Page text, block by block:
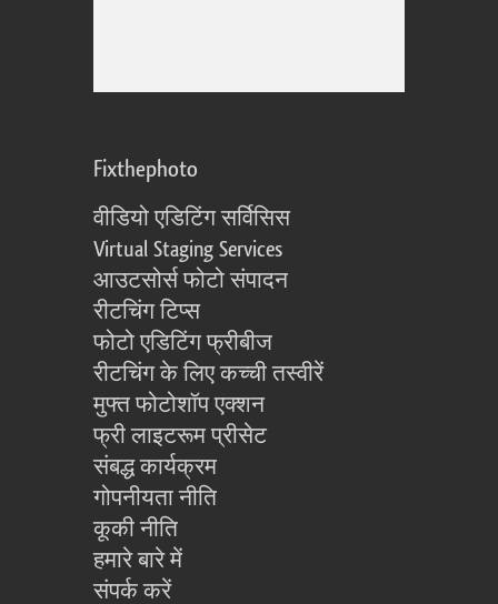
Fixthephoto
वीडियो एडिटिंग सर्विसिस
Virtual Staging Services
आउटसोर्स फोटो संपादन
रीटचिंग टिप्स
फोटो एडिटिंग फ्रीबीज
रीटचिंग के लिए कच्ची तस्वीरें
मुफ्त फोटोशॉप एक्शन
फ्री लाइटरूम प्रीसेट
संबद्ध कार्यक्रम
गोपनीयता नीति
कूकी नीति
हमारे बारे में
संपर्क करें